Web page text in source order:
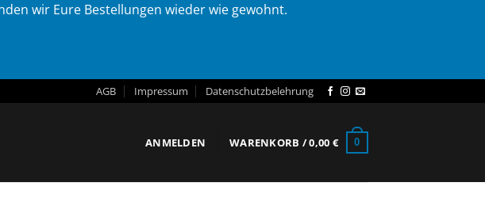
wir Eure Bestellungen wieder wie gewohnt.
AGB Impressum Datenschutzbelehrung
ANMELDEN WARENKORB /0,00 € 0